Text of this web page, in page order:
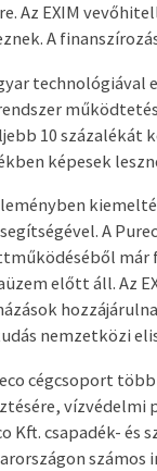
Az EXIM
A
technológiával
10 százalékát
képesek
segítségével. A
előtt áll. Az
nemzetközi
cégcsoport
vízvédelmi
Kft. csapadék- és